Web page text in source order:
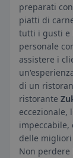
preparati
piatti di
tutti i gusti e
personale
assistere i
di un
ristorante
eccezionale,
delle
Non perdere